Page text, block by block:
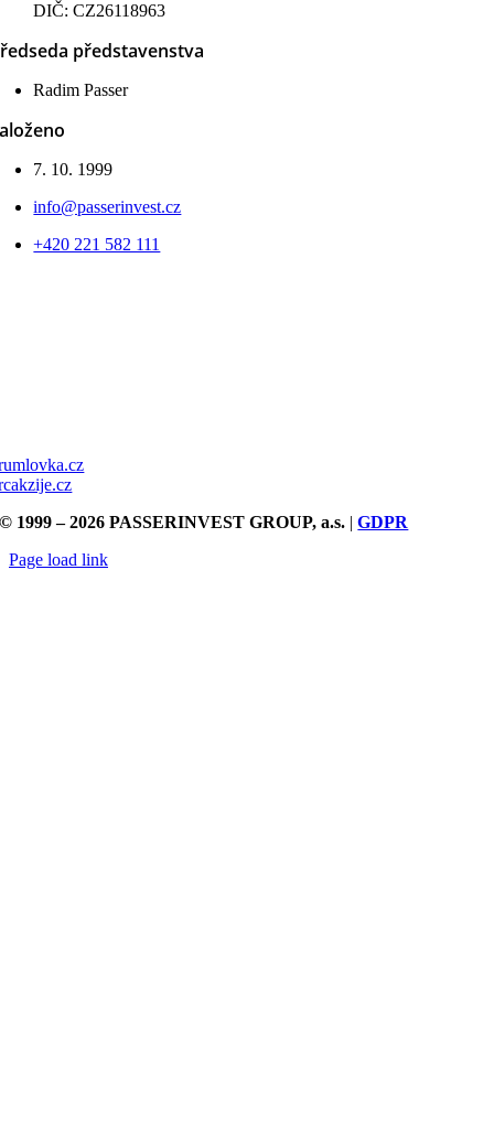
DIČ: CZ26118963
představenstva
Radim Passer
7. 10. 1999
info@passerinvest.cz
+420 221 582 111
© 1999 – 2026 PASSERINVEST GROUP, a.s. |GDPR
Page load link